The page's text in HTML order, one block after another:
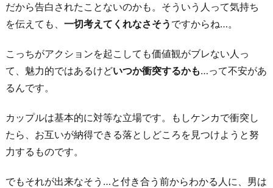
だから告白されたことないのかも。そういう人って気持ち
を伝えても、 一切考えてくれなさそう ですからね…。
こっちがアクションを起こしても価値観がブレない人っ
て、魅力的ではあるけどいつか衝突するかも…って不安があ
るんです。
カップルは基本的に対等な立場です。もしケンカで衝突し
たら、お互いが納得できる落としどころを見つけようと努
力するものです。
でもそれが出来なそう…と付き合う前からわかる人に、男は